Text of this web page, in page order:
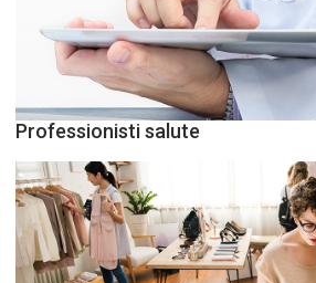
Professionisti salute